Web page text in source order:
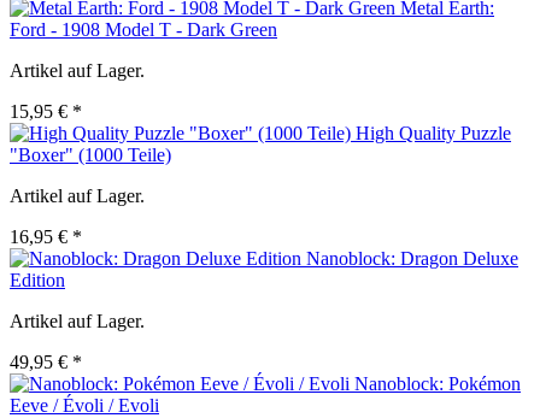
Metal Earth:
Ford - 1908 Model T - Dark Green
Artikel auf Lager.
15,95 € *
High Quality Puzzle
"Boxer" (1000 Teile)
Artikel auf Lager.
16,95 € *
Nanoblock: Dragon Deluxe
Edition
Artikel auf Lager.
49,95 € *
Nanoblock: Pokémon
Eeve / Évoli / Evoli